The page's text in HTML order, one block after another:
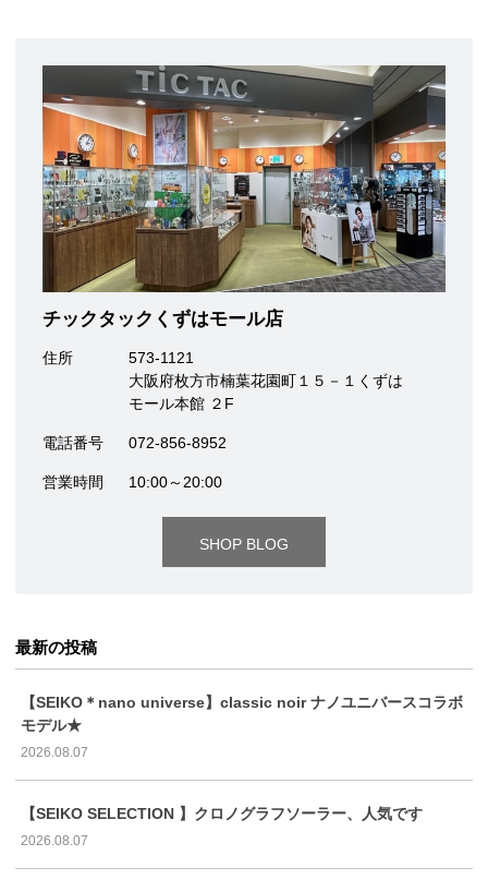
チックタックくずはモール店
住所
573-1121
大阪府枚方市楠葉花園町１５－１くずは
モール本館 ２F
電話番号 072-856-8952
営業時間 10:00～20:00
SHOP BLOG
最新の投稿
【SEIKO＊nano universe】classic noir ナノユニバースコラボ
モデル★
2026.08.07
【SEIKO SELECTION 】クロノグラフソーラー、人気です
2026.08.07